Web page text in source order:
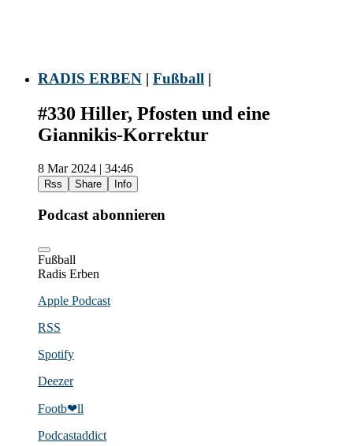
RADIS ERBEN | Fußball |
#330 Hiller, Pfosten und eine
Giannikis-Korrektur
8 Mar 2024 | 34:46
Rss Share Info
Podcast abonnieren
Fußball
Radis Erben
Apple Podcast
RSS
Spotify
Deezer
Footb❤ll
Podcast­addict